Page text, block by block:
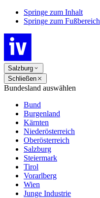
Springe zum Inhalt
Springe zum Fußbereich
Salzburg
Schließen
Bundesland auswählen
Bund
Burgenland
Kärnten
Niederösterreich
Oberösterreich
Salzburg
Steiermark
Tirol
Vorarlberg
Wien
Junge Industrie